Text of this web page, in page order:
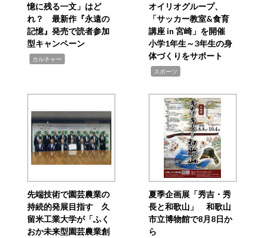
憶に残る一文」はど
れ？ 最新作『永遠の
記憶』発売で読者参加
型キャンペーン
カルチャー
オイリオグループ、
「サッカー教室&食育
講座 in 宮崎」を開催
小学1年生～3年生の身
体づくりをサポート
スポーツ
先端技術で園芸農業の
持続的発展目指す 久
留米工業大学が「ふく
おか未来型園芸農業創
夏季企画展「秀吉・秀
長と和歌山」 和歌山
市立博物館で8月8日か
ら